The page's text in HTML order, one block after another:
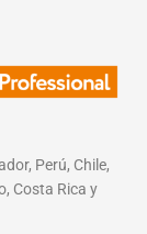
Perú, Chile,
Costa Rica y